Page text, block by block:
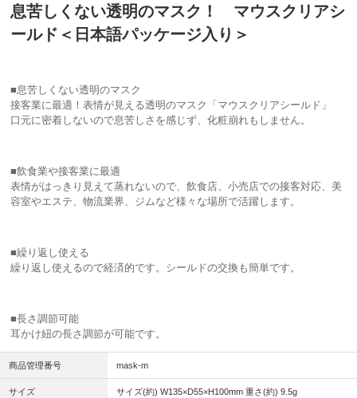
息苦しくない透明のマスク！ マウスクリアシ
ールド＜日本語パッケージ入り＞
■息苦しくない透明のマスク
接客業に最適！表情が見える透明のマスク「マウスクリアシールド」
口元に密着しないので息苦しさを感じず、化粧崩れもしません。
■飲食業や接客業に最適
表情がはっきり見えて蒸れないので、飲食店、小売店での接客対応、美
容室やエステ、物流業界、ジムなど様々な場所で活躍します。
■繰り返し使える
繰り返し使えるので経済的です。シールドの交換も簡単です。
■長さ調節可能
耳かけ紐の長さ調節が可能です。
商品管理番号 mask-m
サイズ サイズ(約) W135×D55×H100mm 重さ(約) 9.5g